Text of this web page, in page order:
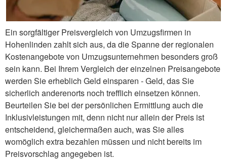
Ein sorgfältiger Preisvergleich von Umzugsfirmen in
Hohenlinden zahlt sich aus, da die Spanne der regionalen
Kostenangebote von Umzugsunternehmen besonders groß
sein kann. Bei Ihrem Vergleich der einzelnen Preisangebote
werden Sie erheblich Geld einsparen - Geld, das Sie
sicherlich anderenorts noch trefflich einsetzen können.
Beurteilen Sie bei der persönlichen Ermittlung auch die
Inklusivleistungen mit, denn nicht nur allein der Preis ist
entscheidend, gleichermaßen auch, was Sie alles
womöglich extra bezahlen müssen und nicht bereits im
Preisvorschlag angegeben ist.